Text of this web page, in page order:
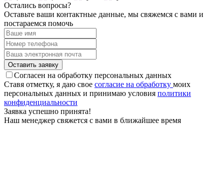
Остались вопросы?
Оставьте ваши контактные данные, мы свяжемся с вами и
постараемся помочь
Оставить заявку
Согласен на обработку персональных данных
Ставя отметку, я даю свое согласие на обработку моих
персональных данных и принимаю условия политики
конфиден­циальности
Заявка успешно принята!
Наш менеджер свяжется с вами в ближайшее время